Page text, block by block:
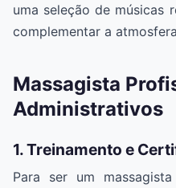
uma seleção de músicas
complementar a
Massagista
Administrativos
1. Treinamento e
Para ser um